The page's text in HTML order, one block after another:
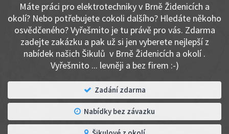
Máte práci pro elektrotechniky v Brně Židenicích a
okolí? Nebo potřebujete cokoli dalšího? Hledáte někoho
osvědčeného? Vyřešmito je tu právě pro vás. Zdarma
zadejte zakázku a pak už si jen vyberete nejlepší z
nabídek našich Šikulů v Brně Židenicích a okolí .
Vyřešmito ... levněji a bez firem :-)
Zadání zdarma
Nabídky bez závazku